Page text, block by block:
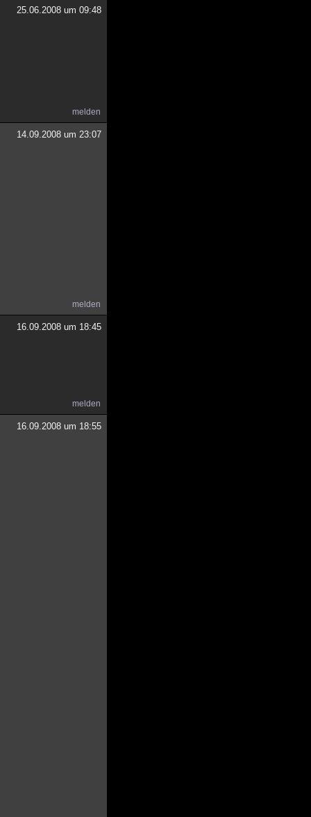
25.06.2008 um 09:48
melden
14.09.2008 um 23:07
melden
16.09.2008 um 18:45
melden
16.09.2008 um 18:55